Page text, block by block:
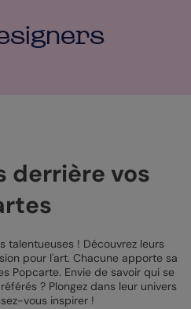
derrière vos
talentueuses ! Découvrez leurs
pour l'art. Chacune apporte sa
Popcarte. Envie de savoir qui se
? Plongez dans leur univers
vous inspirer !